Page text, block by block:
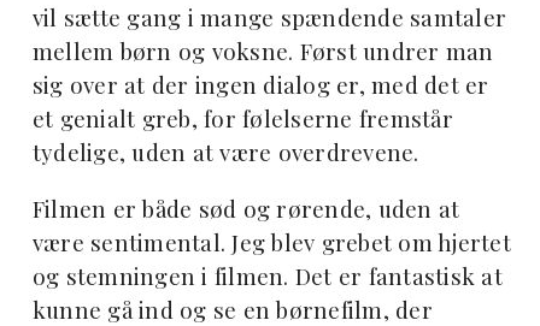
vil sætte gang i mange spændende samtaler
mellem børn og voksne. Først undrer man
sig over at der ingen dialog er, med det er
et genialt greb, for følelserne fremstår
tydelige, uden at være overdrevene.
Filmen er både sød og rørende, uden at
være sentimental. Jeg blev grebet om hjertet
og stemningen i filmen. Det er fantastisk at
kunne gå ind og se en børnefilm, der